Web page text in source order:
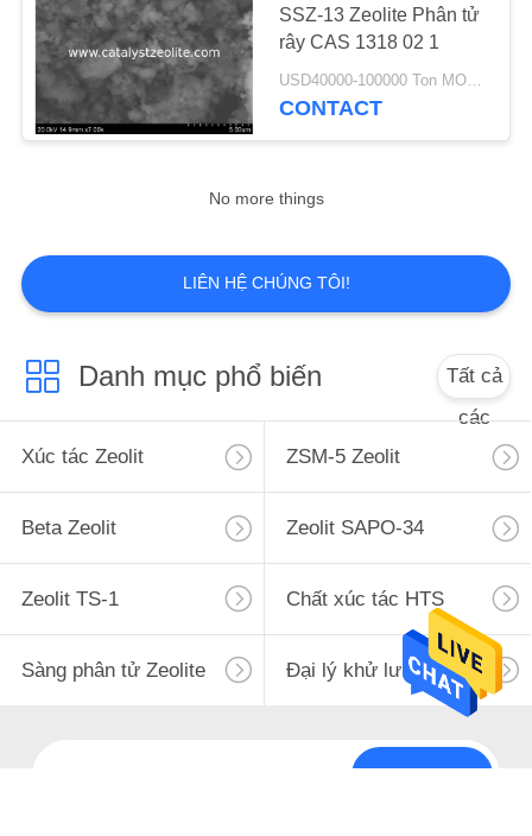
SSZ-13 Zeolite Phân tử
rây CAS 1318 02 1
CONTACT
No more things
LIÊN HỆ CHÚNG TÔI!
Danh mục phổ biến
Tất cả
các
Xúc tác Zeolit
ZSM-5 Zeolit
Beta Zeolit Zeolit ​​SAPO-34
Zeolit ​​TS-1 Chất xúc tác HTS
Sàng phân tử Zeolite Đại lý khử lưu huỳnh